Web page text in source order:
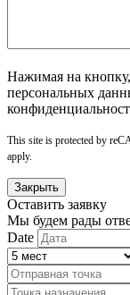
Нажимая на кнопку,
персональных
This site is protected by
apply.
Закрыть
Оставить заявку
Мы будем рады
Date